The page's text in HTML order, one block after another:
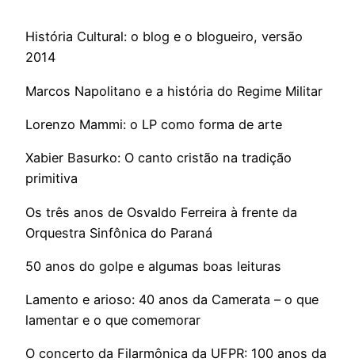
História Cultural: o blog e o blogueiro, versão
2014
Marcos Napolitano e a história do Regime Militar
Lorenzo Mammi: o LP como forma de arte
Xabier Basurko: O canto cristão na tradição
primitiva
Os três anos de Osvaldo Ferreira à frente da
Orquestra Sinfônica do Paraná
50 anos do golpe e algumas boas leituras
Lamento e arioso: 40 anos da Camerata – o que
lamentar e o que comemorar
O concerto da Filarmônica da UFPR: 100 anos da